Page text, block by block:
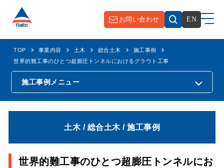
お問い合わせ EN
TOP 事業内容 土木 総合土木
施工事例
世界的難工事のひとつ超膨圧トンネルにおけるグラウト工事
施工事例 メニュー
土木 / 総合土木 / 施工事例
世界的難工事のひとつ超膨圧トンネルにお